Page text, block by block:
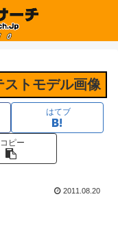
ストモデル画像
はてブ
コピー
2011.08.20